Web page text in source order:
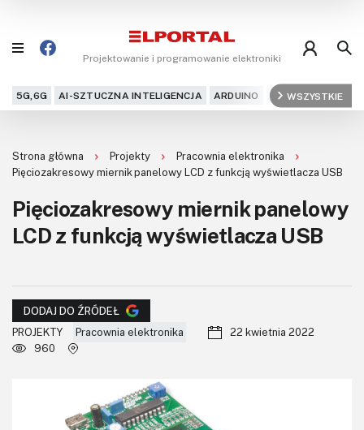
Projektowanie i programowanie elektroniki
5G,6G AI-SZTUCZNA INTELIGENCJA ARDUINO ARM AUDIO
WSZYSTKIE
Projekty
Kursy
DIY+
Dla Ciebie
Kontakt
Strona główna Projekty
Pracownia elektronika
Pięciozakresowy miernik panelowy LCD z funkcją wyświetlacza USB
Pięciozakresowy miernik panelowy
LCD z funkcją wyświetlacza USB
DODAJ DO ŹRÓDEŁ
PROJEKTY
Pracownia elektronika
22 kwietnia 2022
960